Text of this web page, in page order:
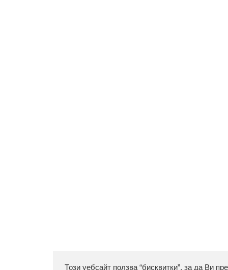
Този уебсайт ползва “бисквитки”, за да Ви